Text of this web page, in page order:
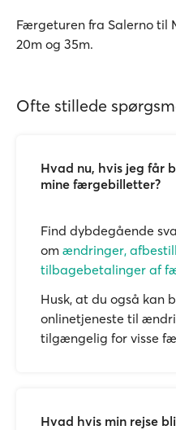
Færgeturen fra Salerno til
20m og 35m.
Ofte stillede
Hvad nu, hvis jeg får
mine færgebilletter?
Find dybdegående
om ændringer,
tilbagebetalinger af
Husk, at du også kan
onlinetjeneste til
tilgængelig for visse
Hvad hvis min rejse